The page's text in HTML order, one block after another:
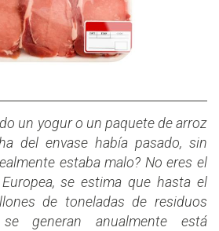
un yogur o un paquete de arroz
del envase había pasado, sin
estaba malo? No eres el
se estima que hasta el
de toneladas de residuos
generan anualmente está